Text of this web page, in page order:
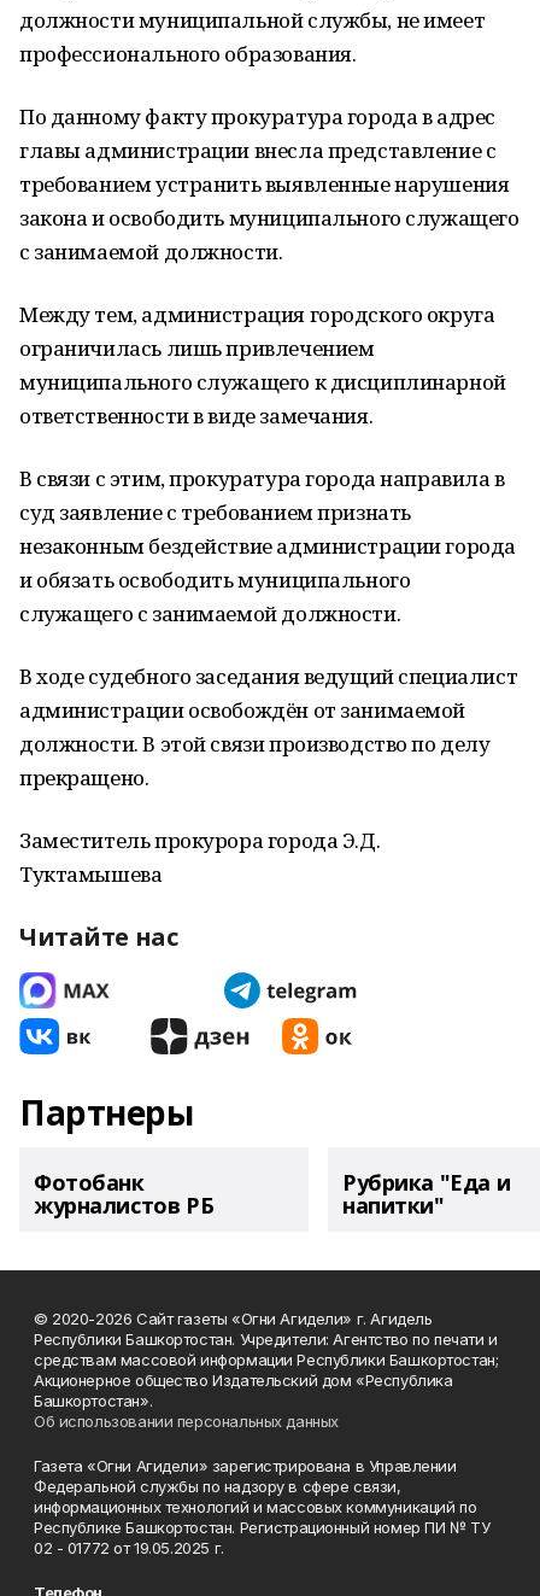
должности муниципальной службы, не имеет
профессионального образования.
По данному факту прокуратура города в адрес
главы администрации внесла представление с
требованием устранить выявленные нарушения
закона и освободить муниципального служащего
с занимаемой должности.
Между тем, администрация городского округа
ограничилась лишь привлечением
муниципального служащего к дисциплинарной
ответственности в виде замечания.
В связи с этим, прокуратура города направила в
суд заявление с требованием признать
незаконным бездействие администрации города
и обязать освободить муниципального
служащего с занимаемой должности.
В ходе судебного заседания ведущий специалист
администрации освобождён от занимаемой
должности. В этой связи производство по делу
прекращено.
Заместитель прокурора города Э.Д.
Туктамышева
Читайте нас
Партнеры
Фотобанк
журналистов РБ
Рубрика "Еда и
напитки"
© 2020-2026 Сайт газеты «Огни Агидели» г. Агидель
Республики Башкортостан. Учредители: Агентство по печати и
средствам массовой информации Республики Башкортостан;
Акционерное общество Издательский дом «Республика
Башкортостан».
Об использовании персональных данных
Газета «Огни Агидели» зарегистрирована в Управлении
Федеральной службы по надзору в сфере связи,
информационных технологий и массовых коммуникаций по
Республике Башкортостан. Регистрационный номер ПИ № ТУ
02 - 01772 от 19.05.2025 г.